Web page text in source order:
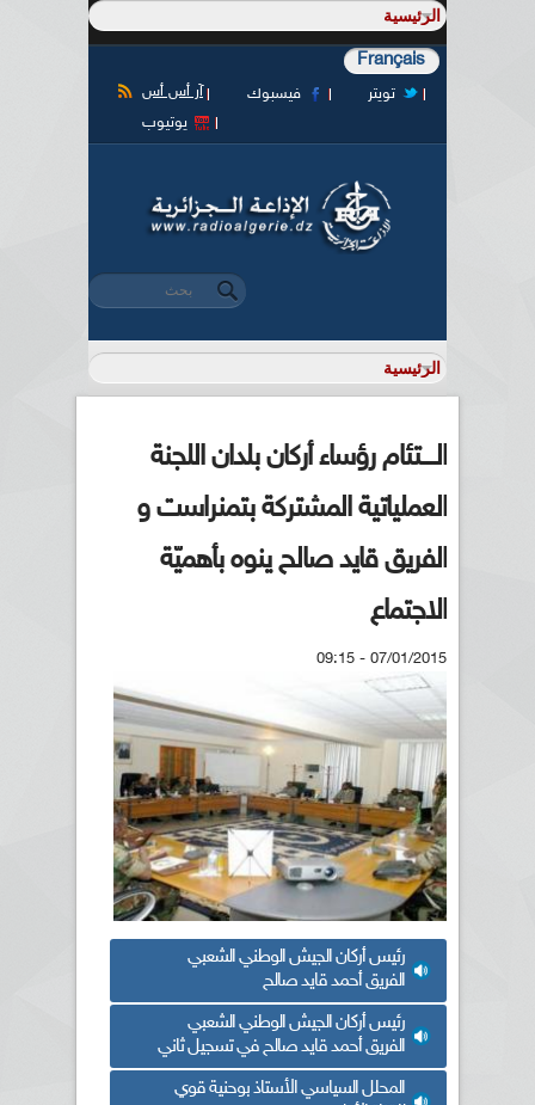
Français
آر أس أس فيسبوك
تويتر
يوتيوب
استمارة البحث
‏بحث ‏
الــــتئام رؤساء أركان بلدان اللجنة
العملياتية المشتركة بتمنراست و
الفريق قايد صالح ينوه بأهميّة
الاجتماع
07/01/2015 - 09:15
رئيس أركان الجيش الوطني الشعبي
الفريق أحمد قايد صالح
رئيس أركان الجيش الوطني الشعبي
الفريق أحمد قايد صالح في تسجيل ثاني
المحلل السياسي الأستاذ بوحنية قوي